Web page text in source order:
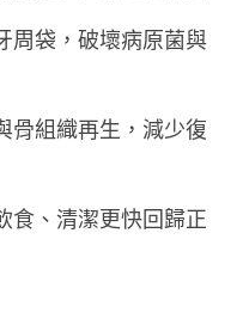
周袋，破壞病原菌與
骨組織再生，減少復
食、清潔更快回歸正